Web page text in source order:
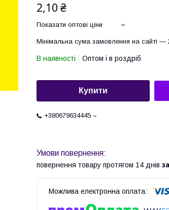
2,10 ₴
Показати оптові ціни
Мінімальна сума замовлення на сайті —
В наявності Оптом і в роздріб
Купити
+380679634445
повернення товару протягом 14 днів